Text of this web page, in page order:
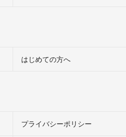
はじめての方へ
プライバシーポリシー